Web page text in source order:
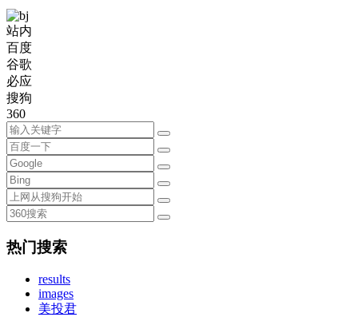
站内
百度
谷歌
必应
搜狗
360
热门搜索
results
images
美投君